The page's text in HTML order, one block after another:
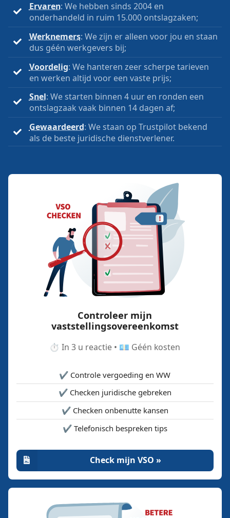
Ervaren: We hebben sinds 2004 en
onderhandeld in ruim 15.000 ontslagzaken;
Werknemers: We zijn er alleen voor jou en staan
dus géén werkgevers bij;
Voordelig: We hanteren zeer scherpe tarieven
en werken altijd voor een vaste prijs;
Snel: We starten binnen 4 uur en ronden een
ontslagzaak vaak binnen 14 dagen af;
Gewaardeerd: We staan op Trustpilot bekend
als de beste juridische dienstverlener.
Controleer mijn
vaststellingsovereenkomst
⏱️ In 3 u reactie • 💶 Géén kosten
✔️ Controle vergoeding en WW
✔️ Checken juridische gebreken
✔️ Checken onbenutte kansen
✔️ Telefonisch bespreken tips
Check mijn VSO »